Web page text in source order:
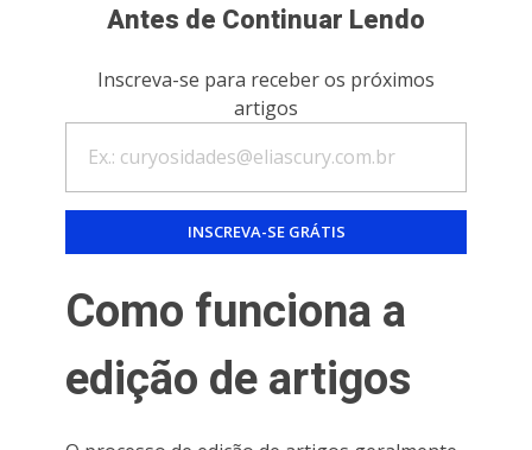
Antes de Continuar Lendo
Inscreva-se para receber os próximos
artigos
Como funciona a
edição de artigos